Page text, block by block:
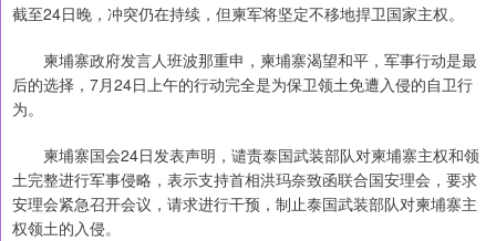
截至24日晚，冲突仍在持续，但柬军将坚定不移地捍卫国家主权。
柬埔寨政府发言人班波那重申，柬埔寨渴望和平，军事行动是最
后的选择，7月24日上午的行动完全是为保卫领土免遭入侵的自卫行
为。
柬埔寨国会24日发表声明，谴责泰国武装部队对柬埔寨主权和领
土完整进行军事侵略，表示支持首相洪玛奈致函联合国安理会，要求
安理会紧急召开会议，请求进行干预，制止泰国武装部队对柬埔寨主
权领土的入侵。